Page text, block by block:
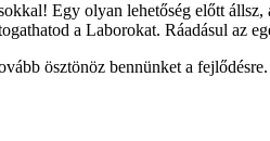
Egy olyan lehetőség előtt
a Laborokat. Ráadásul az
ösztönöz bennünket a fejlődésre.